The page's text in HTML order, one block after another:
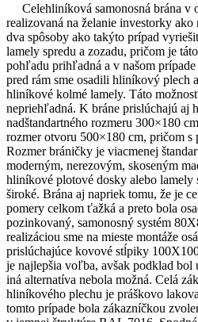
Celehliníková samonosná brána v
realizovaná na želanie investorky
dva spôsoby ako takýto prípad
lamely spredu a zozadu, pričom je
pohľadu prihľadná a v našom
pred rám sme osadili hliníkový plech
hliníkové kolmé lamely. Táto
nepriehľadná. K bráne prislúchajú aj
nadštandartného rozmeru 300×180
rozmer otvoru 500×180 cm, pričom s
Rozmer bráničky je viacmenej
moderným, nerezovým, skoseným
hliníkové plotové dosky alebo lamely
široké. Brána aj napriek tomu, že je
pomery celkom ťažká a preto bola
pozinkovaný, samonosný systém
realizáciou sme na mieste montáže
prislúchajúce kovové stĺpiky
je najlepšia voľba, avšak podklad bol
iná alternatíva nebola možná. Celá
hliníkového plechu je práškovo
tomto prípade bola zákazníčkou